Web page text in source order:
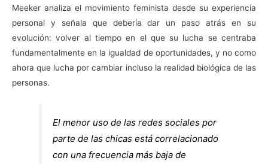
Meeker analiza el movimiento feminista desde su experiencia
personal y señala que debería dar un paso atrás en su
evolución: volver al tiempo en el que su lucha se centraba
fundamentalmente en la igualdad de oportunidades, y no como
ahora que lucha por cambiar incluso la realidad biológica de las
personas.
El menor uso de las redes sociales por
parte de las chicas está correlacionado
con una frecuencia más baja de